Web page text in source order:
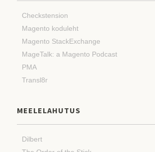
Checkstension
Magento koduleht
Magento StackExchange
MageTalk: a Magento Podcast
PMA
Transl8r
MEELELAHUTUS
Dilbert